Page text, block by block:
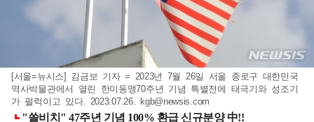
[서울=뉴시스] 김금보 기자 = 2023년 7월 26일 서울 종로구 대한민국
역사박물관에서 열린 한미동맹70주년 기념 특별전에 태극기와 성조기
가 펄럭이고 있다. 2023.07.26. kgb@newsis.com